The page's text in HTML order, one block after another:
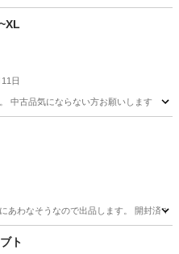
日
中古品気にならない方お願いします
あわなそうなので出品します。 開封済で
スト